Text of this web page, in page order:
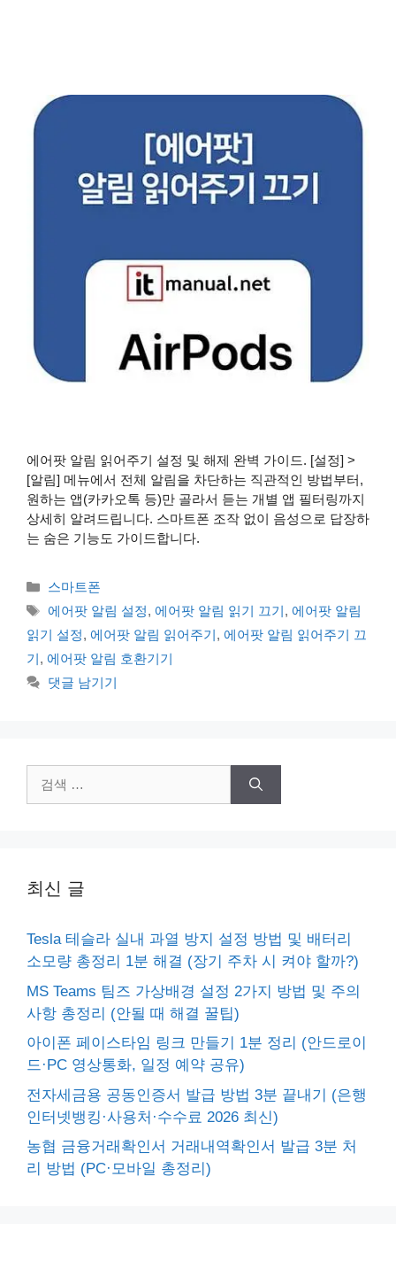
에어팟 알림 읽어주기 설정 및 해제 완벽 가이드. [설정] >
[알림] 메뉴에서 전체 알림을 차단하는 직관적인 방법부터,
원하는 앱(카카오톡 등)만 골라서 듣는 개별 앱 필터링까지
상세히 알려드립니다. 스마트폰 조작 없이 음성으로 답장하
는 숨은 기능도 가이드합니다.
카
테
고
리
스마트폰
태
그
에어팟 알림 설정, 에어팟 알림 읽기 끄기, 에어팟 알림
읽기 설정, 에어팟 알림 읽어주기, 에어팟 알림 읽어주기 끄
기, 에어팟 알림 호환기기
댓글 남기기
최신 글
Tesla 테슬라 실내 과열 방지 설정 방법 및 배터리
소모량 총정리 1분 해결 (장기 주차 시 켜야 할까?)
MS Teams 팀즈 가상배경 설정 2가지 방법 및 주의
사항 총정리 (안될 때 해결 꿀팁)
아이폰 페이스타임 링크 만들기 1분 정리 (안드로이
드·PC 영상통화, 일정 예약 공유)
전자세금용 공동인증서 발급 방법 3분 끝내기 (은행
인터넷뱅킹·사용처·수수료 2026 최신)
농협 금융거래확인서 거래내역확인서 발급 3분 처
리 방법 (PC·모바일 총정리)